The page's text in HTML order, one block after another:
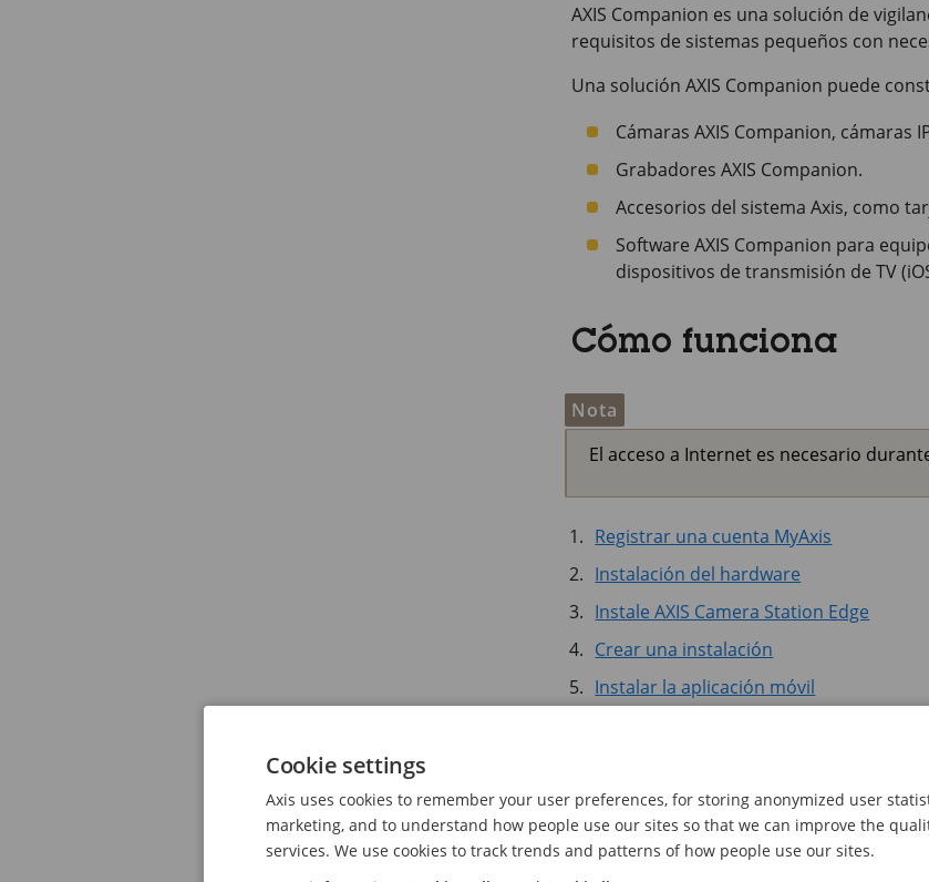
AXIS Companion es una solución de
requisitos de sistemas pequeños con
Una solución AXIS Companion puede
Cámaras AXIS Companion, cámaras
Grabadores AXIS Companion.
Accesorios del sistema Axis, como
Software AXIS Companion para
dispositivos de transmisión de TV
Cómo funciona
Nota
El acceso a Internet es necesario
Registrar una cuenta MyAxis
Instalación del hardware
Instale AXIS Camera Station Edge
Crear una instalación
Instalar la aplicación móvil
Todos los dispositivos Axis del
Todos los dispositivos tienen una
Cookie settings
Axis uses cookies to remember your user preferences, for storing anonymized user
marketing, and to understand how people use our sites so that we can improve the
services. We use cookies to track trends and patterns of how people use our sites.